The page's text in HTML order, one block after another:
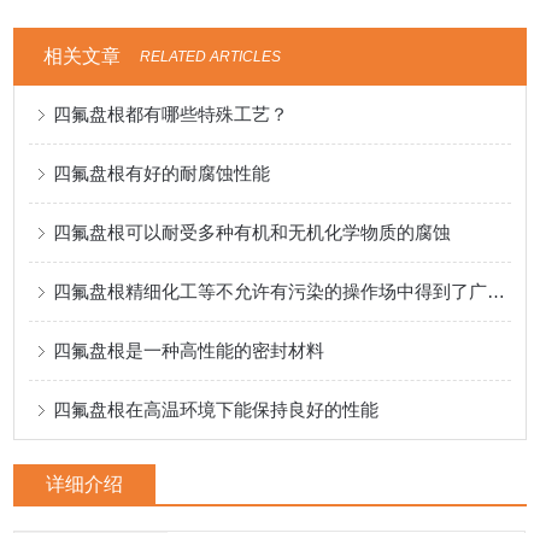
相关文章 RELATED ARTICLES
四氟盘根都有哪些特殊工艺？
四氟盘根有好的耐腐蚀性能
四氟盘根可以耐受多种有机和无机化学物质的腐蚀
四氟盘根精细化工等不允许有污染的操作场中得到了广泛应用
四氟盘根是一种高性能的密封材料
四氟盘根在高温环境下能保持良好的性能
详细介绍